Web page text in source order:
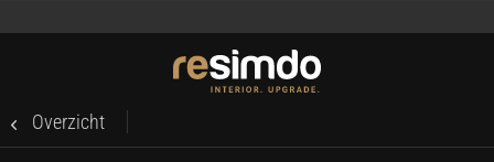
Overzicht